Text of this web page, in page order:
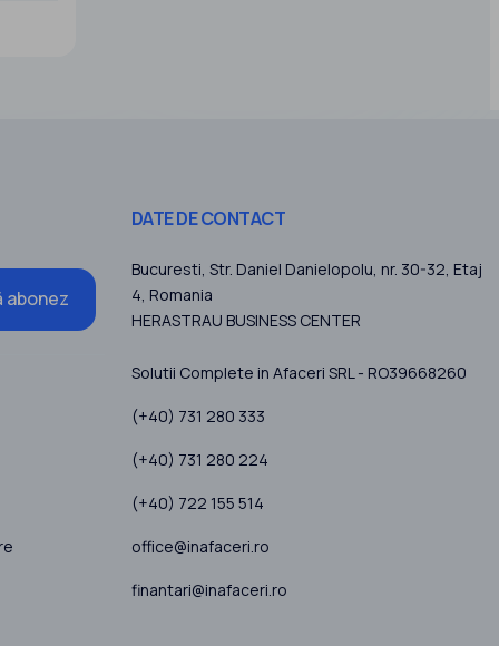
abonez
DATE DE CONTACT
Bucuresti, Str. Daniel Danielopolu, nr. 30-32, Etaj
4, Romania
HERASTRAU BUSINESS CENTER
Solutii Complete in Afaceri SRL - RO39668260
(+40) 731 280 333
(+40) 731 280 224
(+40) 722 155 514
office@inafaceri.ro
finantari@inafaceri.ro